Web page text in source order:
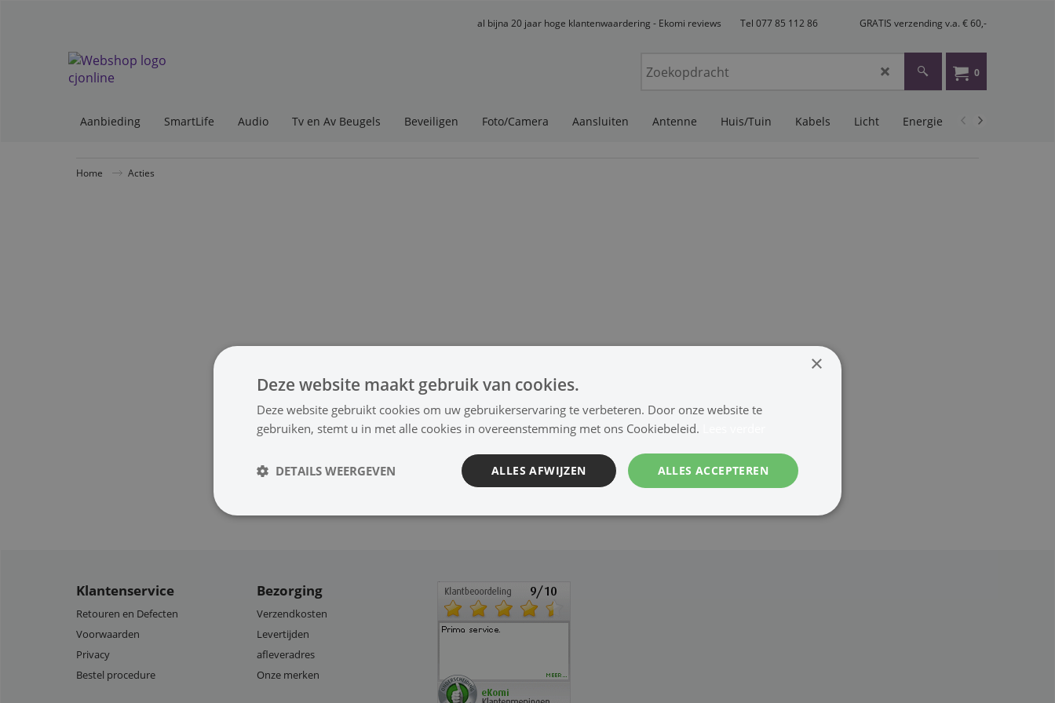
al bijna 20 jaar hoge klantenwaardering - Ekomi reviews Tel 077 85 112 86 GRATIS verzending v.a. € 60,-
0
Aanbieding SmartLife Audio Tv en Av Beugels Beveiligen Foto/Camera Aansluiten Antenne Huis/Tuin Kabels Licht Energie PA Audio
Home Acties
Klantenservice
Retouren en Defecten
Voorwaarden
Privacy
Bestel procedure
Bezorging
Verzendkosten
Levertijden
afleveradres
Onze merken
×
Deze website maakt gebruik van cookies.
Deze website gebruikt cookies om uw gebruikerservaring te verbeteren. Door onze website te
gebruiken, stemt u in met alle cookies in overeenstemming met ons Cookiebeleid.
ALLES ACCEPTEREN
ALLES AFWIJZEN
DETAILS WEERGEVEN